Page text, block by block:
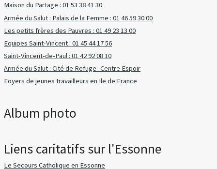
Maison du Partage : 01 53 38 41 30
Armée du Salut : Palais de la Femme : 01 46 59 30 00
Les petits frères des Pauvres : 01 49 23 13 00
Equipes Saint-Vincent : 01 45 44 17 56
Saint-Vincent-de-Paul : 01 42 92 08 10
Armée du Salut : Cité de Refuge -Centre Espoir
Foyers de jeunes travailleurs en Ile de France
Album photo
Liens caritatifs sur l'Essonne
Le Secours Catholique en Essonne